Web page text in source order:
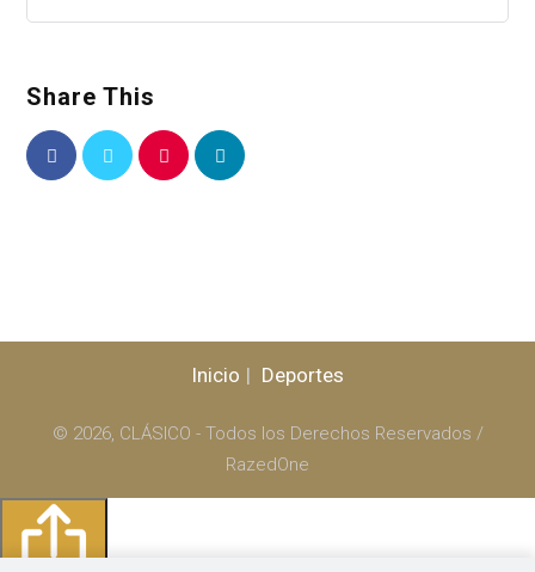
Share This
Inicio Deportes
© 2026, CLÁSICO - Todos los Derechos Reservados /
RazedOne